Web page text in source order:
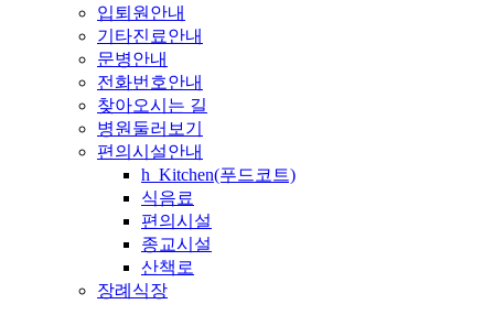
입퇴원안내
기타진료안내
문병안내
전화번호안내
찾아오시는 길
병원둘러보기
편의시설안내
h_Kitchen(푸드코트)
식음료
편의시설
종교시설
산책로
장례식장